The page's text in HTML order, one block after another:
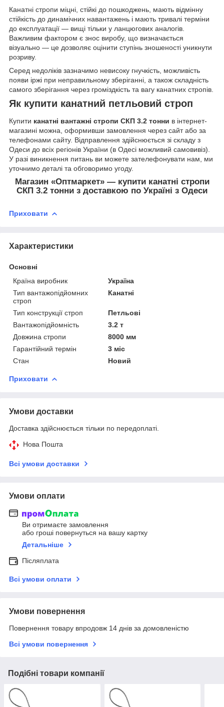
Канатні стропи міцні, стійкі до пошкоджень, мають відмінну
стійкість до динамічних навантажень і мають тривалі терміни
до експлуатації — вищі тільки у ланцюгових аналогів.
Важливим фактором є знос виробу, що визначається
візуально — це дозволяє оцінити ступінь зношеності уникнути
розриву.
Серед недоліків зазначимо невисоку гнучкість, можливість
появи іржі при неправильному зберіганні, а також складність
самого зберігання через громіздкість та вагу канатних стропів.
Як купити канатний петльовий строп
Купити канатні вантажні стропи СКП 3.2 тонни в інтернет-
магазині можна, оформивши замовлення через сайт або за
телефонами сайту. Відправлення здійснюється зі складу з
Одеси до всіх регіонів України (в Одесі можливий самовивіз).
У разі виникнення питань ви можете зателефонувати нам, ми
уточнимо деталі та обговоримо угоду.
Магазин «Оптмаркет» — купити канатні стропи
СКП 3.2 тонни з доставкою по Україні з Одеси
Приховати
Характеристики
Основні
Країна виробник
Україна
Тип вантажопідйомних
строп
Канатні
Тип конструкції строп
Петльові
Вантажопідйомність
3.2 т
Довжина стропи
8000 мм
Гарантійний термін
3 міс
Стан
Новий
Приховати
Умови доставки
Доставка здійснюється тільки по передоплаті.
Нова Пошта
Всі умови доставки
Умови оплати
Ви отримаєте замовлення
або гроші повернуться на вашу картку
Детальніше
Післяплата
Всі умови оплати
Умови повернення
Повернення товару впродовж 14 днів за домовленістю
Всі умови повернення
Подібні товари компанії